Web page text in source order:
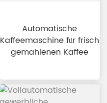
Automatische
Kaffeemaschine für frisch
gemahlenen Kaffee